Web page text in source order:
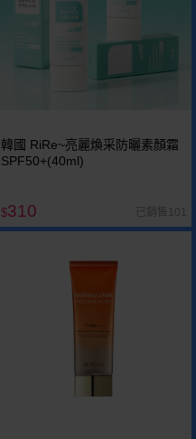
韓國 RiRe~亮麗煥采防曬素顏霜
SPF50+(40ml)
$310 已銷售101